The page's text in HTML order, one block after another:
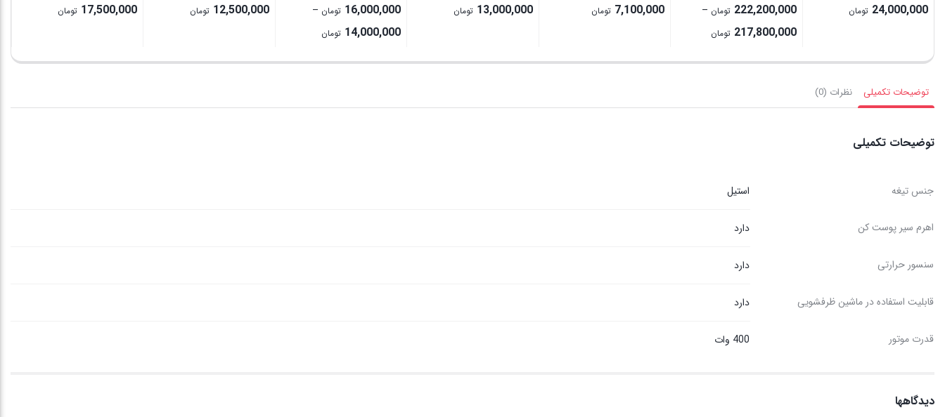
24,000,000 تومان 222,200,000 تومان –
217,800,000 تومان
222,200,000 تومان
7,100,000 تومان 13,000,000 تومان 16,000,000 تومان –
14,000,000 تومانPrice
16,000,000 تومان
12,500,000 تومان 17,500,000 تومان
توضیحات تکمیلی نظرات (0)
توضیحات تکمیلی
جنس تیغه استیل
اهرم سیر پوست کن دارد
سنسور حرارتی دارد
قابلیت استفاده در ماشین ظرفشویی دارد
قدرت موتور 400 وات
دیدگاهها